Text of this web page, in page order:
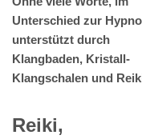
Unterschied zur
unterstützt durch
Klangbaden, Kristall-
Klangschalen und
Reiki,